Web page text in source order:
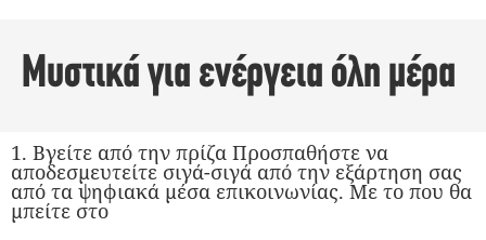
Μυστικά για ενέργεια όλη μέρα
1. Βγείτε από την πρίζα Προσπαθήστε να
αποδεσμευτείτε σιγά-σιγά από την εξάρτηση σας
από τα ψηφιακά μέσα επικοινωνίας. Με το που θα
μπείτε στο